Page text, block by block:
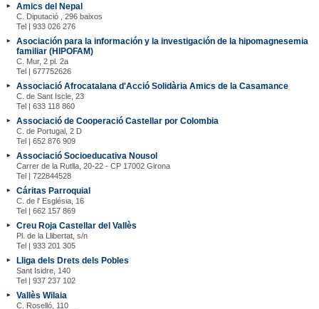
Amics del Nepal
C. Diputació , 296 baixos
Tel | 933 026 276
Asociación para la información y la investigación de la hipomagnesemia
familiar (HIPOFAM)
C. Mur, 2 pl. 2a
Tel | 677752626
Associació Afrocatalana d'Acció Solidària Amics de la Casamance
C. de Sant Iscle, 23
Tel | 633 118 860
Associació de Cooperació Castellar por Colombia
C. de Portugal, 2 D
Tel | 652 876 909
Associació Socioeducativa Nousol
Carrer de la Rutlla, 20-22 - CP 17002 Girona
Tel | 722844528
Cáritas Parroquial
C. de l' Església, 16
Tel | 662 157 869
Creu Roja Castellar del Vallès
Pl. de la Llibertat, s/n
Tel | 933 201 305
Lliga dels Drets dels Pobles
Sant Isidre, 140
Tel | 937 237 102
Vallès Wilaia
C. Roselló, 110